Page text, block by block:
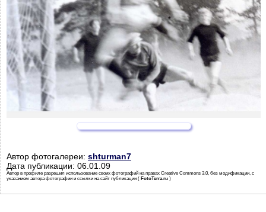
Автор фотогалереи: shturman7
Дата публикации: 06.01.09
Автор в профиле разрешил использование своих фотографий на правах Creative Commons 3.0, без модификации, с
указанием автора фотографии и ссылки на сайт публикации ( FotoTerra.ru )